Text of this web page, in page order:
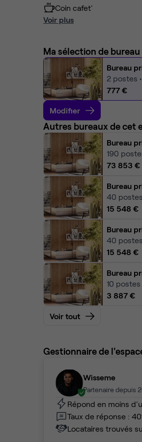
Coin cafet'
Voir plus
Ma sélection de bureau
Bureau
2 postes
777 €
Modifier
Autres bureaux de cet
Bureau
190
73 853 €
Bureau
40
15 548 €
Bureau
40
15 548 €
Bureau
10 postes
3 887 €
Voir tout
Gestionnaire de
Wisseme
Partenaire depuis
Répond en moins
Taux de réponse :
Locataires trouvés